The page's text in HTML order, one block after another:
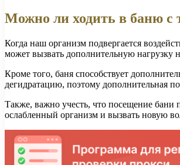
Можно ли ходить в баню с
Когда наш организм подвергается
может вызвать дополнительную нагрузку
Кроме того, баня способствует
дегидратацию, поэтому дополнительная
Также, важно учесть, что посещение бани
ослабленный организм и вызвать новую